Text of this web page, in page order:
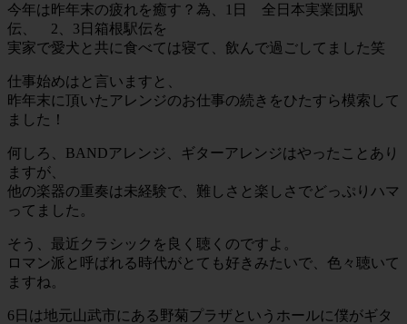
今年は昨年末の疲れを癒す？為、1日 全日本実業団駅
伝、 2、3日箱根駅伝を
実家で愛犬と共に食べては寝て、飲んで過ごしてました笑
仕事始めはと言いますと、
昨年末に頂いたアレンジのお仕事の続きをひたすら模索して
ました！
何しろ、BANDアレンジ、ギターアレンジはやったことあり
ますが、
他の楽器の重奏は未経験で、難しさと楽しさでどっぷりハマ
ってました。
そう、最近クラシックを良く聴くのですよ。
ロマン派と呼ばれる時代がとても好きみたいで、色々聴いて
ますね。
6日は地元山武市にある野菊プラザというホールに僕がギタ